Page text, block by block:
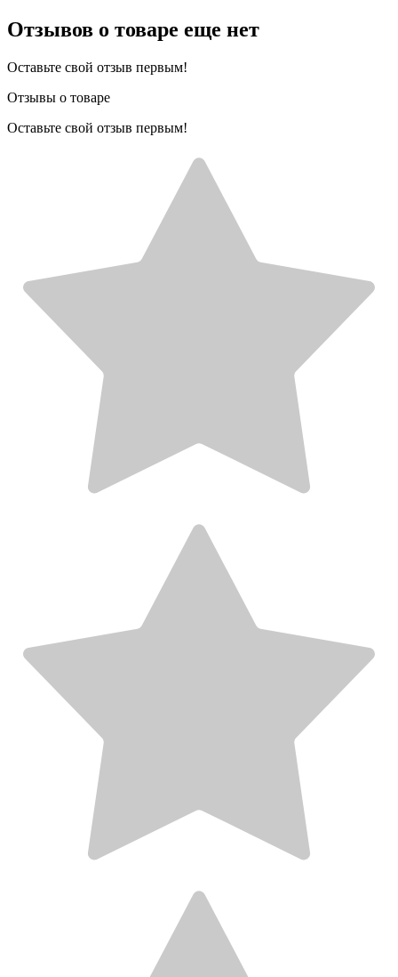
Отзывов о товаре еще нет
Оставьте свой отзыв первым!
Отзывы о товаре
Оставьте свой отзыв первым!